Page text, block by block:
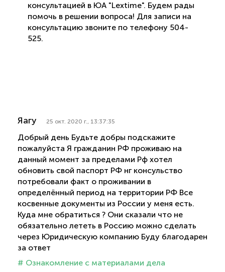
консультацией в ЮА "Lextime". Будем рады
помочь в решении вопроса! Для записи на
консультацию звоните по телефону 504-
525.
Яагу 25 окт. 2020 г., 13:37:35
Добрый день Будьте добры подскажите
пожалуйста Я гражданин РФ проживаю на
данный момент за пределами Рф хотел
обновить свой паспорт РФ нг консульство
потребовали факт о проживании в
определённый период на территории РФ Все
косвенные документы из России у меня есть.
Куда мне обратиться ? Они сказали что не
обязательно лететь в Россию можно сделать
через Юридическую компанию Буду благодарен
за ответ
# Ознакомление с материалами дела